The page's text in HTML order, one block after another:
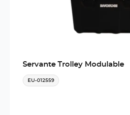
Servante Trolley Modulable
EU-012559